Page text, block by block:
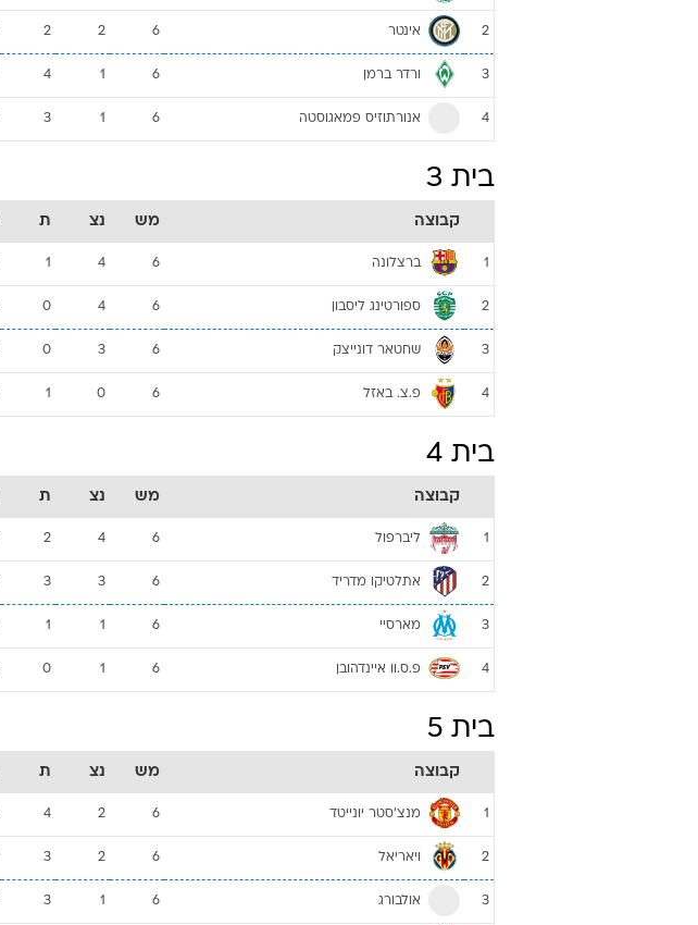
2 אינטר 6
2
2
3 ורדר ברמן 6
1
4
4 אנורתוזיס פמאגוסטה 6
1
3
בית 3
קבוצה מש נצ ת
1 ברצלונה 6
4
1
2 ספורטינג ליסבון 6
4
0
3 שחטאר דונייצק 6
3
0
4 פ.צ. באזל 6
0
1
בית 4
קבוצה מש נצ ת
1 ליברפול 6
4
2
2 אתלטיקו מדריד 6
3
3
3 מארסיי 6
1
1
4 פ.ס.וו איינדהובן 6
1
0
בית 5
קבוצה מש נצ ת
1 מנצ'סטר יונייטד 6
2
4
2 ויאריאל 6
2
3
3 אולבורג 6
1
3